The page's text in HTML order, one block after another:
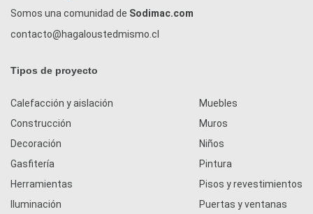
Somos una comunidad de Sodimac.com
contacto@hagaloustedmismo.cl
Tipos de proyecto
Calefacción y aislación
Construcción
Decoración
Gasfitería
Herramientas
Iluminación
Muebles
Muros
Niños
Pintura
Pisos y revestimientos
Puertas y ventanas